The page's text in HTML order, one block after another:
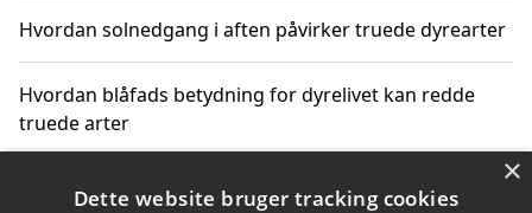
Hvordan solnedgang i aften påvirker truede dyrearter
Hvordan blåfads betydning for dyrelivet kan redde
truede arter
Hvordan kan gaver til unge voksne støtte bevarelsen
×
Dette website bruger tracking cookies